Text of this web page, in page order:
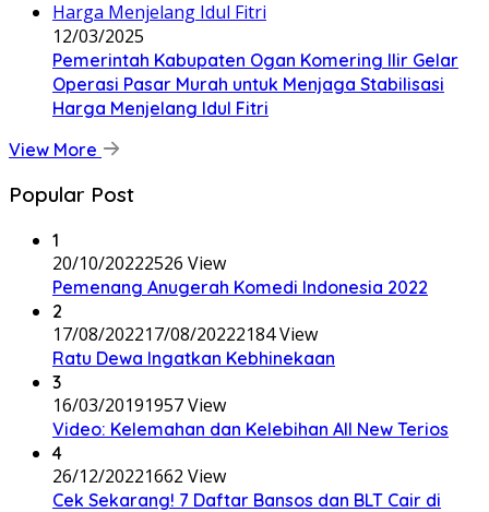
12/03/2025
Pemerintah Kabupaten Ogan Komering Ilir Gelar
Operasi Pasar Murah untuk Menjaga Stabilisasi
Harga Menjelang Idul Fitri
View More
Popular Post
1
20/10/20222526 View
Pemenang Anugerah Komedi Indonesia 2022
2
17/08/202217/08/20222184 View
Ratu Dewa Ingatkan Kebhinekaan
3
16/03/20191957 View
Video: Kelemahan dan Kelebihan All New Terios
4
26/12/20221662 View
Cek Sekarang! 7 Daftar Bansos dan BLT Cair di